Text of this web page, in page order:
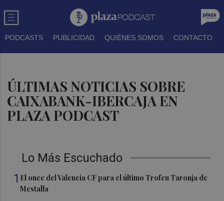
PODCASTS PUBLICIDAD QUIÉNES SOMOS CONTACTO
ÚLTIMAS NOTICIAS SOBRE
CAIXABANK-IBERCAJA EN
PLAZA PODCAST
Lo Más Escuchado
1 El once del Valencia CF para el último Trofeu Taronja de
Mestalla